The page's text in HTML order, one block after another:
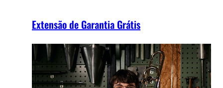
Extensão de Garantia Grátis